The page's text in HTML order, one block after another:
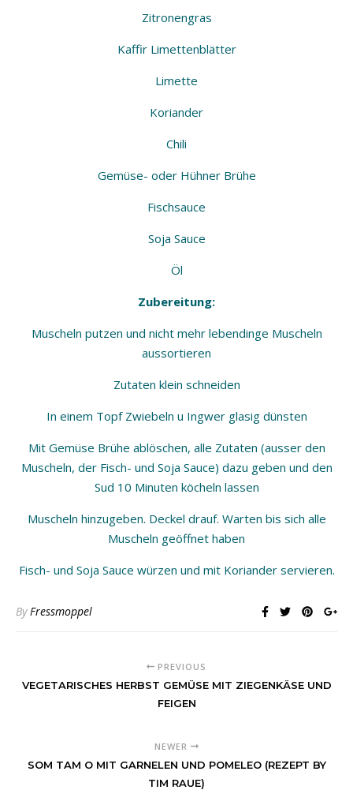
Zitronengras
Kaffir Limettenblätter
Limette
Koriander
Chili
Gemüse- oder Hühner Brühe
Fischsauce
Soja Sauce
Öl
Zubereitung:
Muscheln putzen und nicht mehr lebendinge Muscheln
aussortieren
Zutaten klein schneiden
In einem Topf Zwiebeln u Ingwer glasig dünsten
Mit Gemüse Brühe ablöschen, alle Zutaten (ausser den
Muscheln, der Fisch- und Soja Sauce) dazu geben und den
Sud 10 Minuten köcheln lassen
Muscheln hinzugeben. Deckel drauf. Warten bis sich alle
Muscheln geöffnet haben
Fisch- und Soja Sauce würzen und mit Koriander servieren.
ByFressmoppel
PREVIOUS
VEGETARISCHES HERBST GEMÜSE MIT ZIEGENKÄSE UND
FEIGEN
NEWER
SOM TAM O MIT GARNELEN UND POMELEO (REZEPT BY
TIM RAUE)